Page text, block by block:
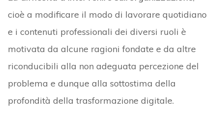
cioè a modificare il modo di lavorare quotidiano
e i contenuti professionali dei diversi ruoli è
motivata da alcune ragioni fondate e da altre
riconducibili alla non adeguata percezione del
problema e dunque alla sottostima della
profondità della trasformazione digitale.